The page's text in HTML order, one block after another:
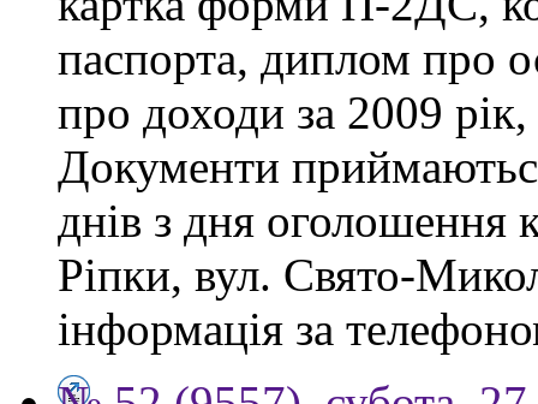
паспорта, диплом про
про доходи за 2009
Документи
днів з дня оголошення
Ріпки, вул. Свято-
інформація за